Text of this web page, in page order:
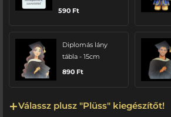
590 Ft
Diplomás lány
tábla - 15cm
890 Ft
Válassz plusz "Plüss" kiegészítőt!